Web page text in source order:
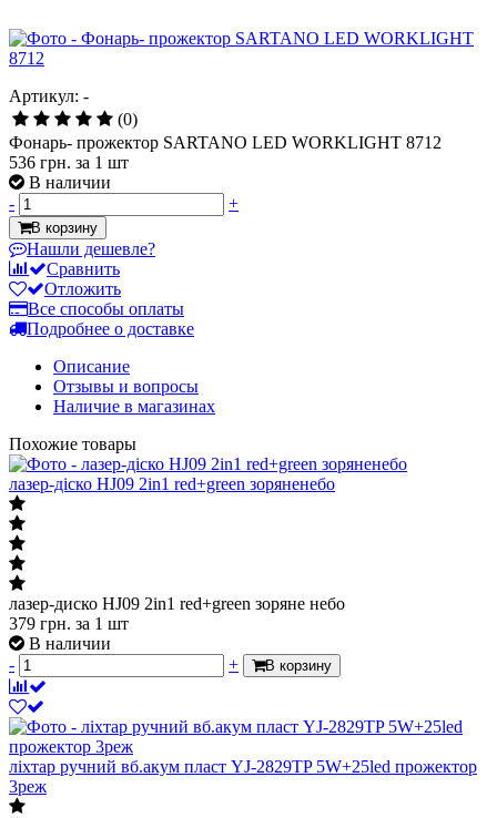
Артикул: -
(0)
Фонарь- прожектор SARTANO LED WORKLIGHT 8712
536 грн. за 1 шт
В наличии
-
+
В корзину
Нашли дешевле?
Сравнить
Отложить
Все способы оплаты
Подробнее о доставке
Описание
Отзывы и вопросы
Наличие в магазинах
Похожие товары
лазер-діско HJ09 2in1 red+green зоряненебо
лазер-диско HJ09 2in1 red+green зоряне небо
379 грн. за 1 шт
В наличии
-
+ В корзину
ліхтар ручний вб.акум пласт YJ-2829TP 5W+25led прожектор
3реж